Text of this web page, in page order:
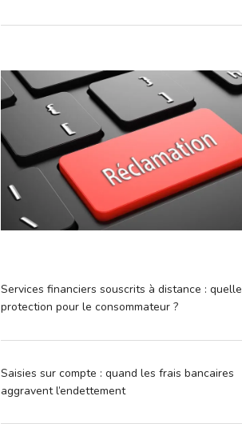
Services financiers souscrits à distance : quelle
protection pour le consommateur ?
Saisies sur compte : quand les frais bancaires
aggravent l’endettement